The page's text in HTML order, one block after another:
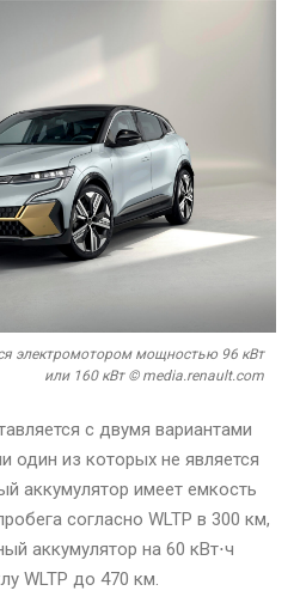
электромотором мощностью 96 кВт
или 160 кВт © media.renault.com
с двумя вариантами
один из которых не является
аккумулятор имеет емкость
согласно WLTP в 300 км,
аккумулятор на 60 кВт⋅ч
WLTP до 470 км.